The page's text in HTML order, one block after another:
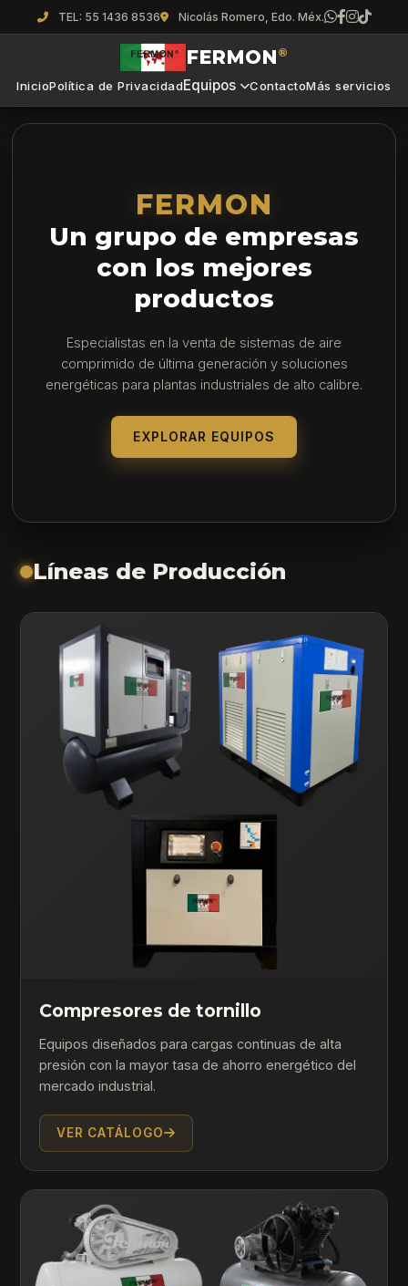
TEL: 55 1436 8536 Nicolás Romero, Edo. Méx.
FERMON ®
InicioPolítica de PrivacidadEquipos ContactoMás servicios
FERMON
Un grupo de empresas
con los mejores
productos
Especialistas en la venta de sistemas de aire
comprimido de última generación y soluciones
energéticas para plantas industriales de alto calibre.
EXPLORAR EQUIPOS
Líneas de Producción
Compresores de tornillo
Equipos diseñados para cargas continuas de alta
presión con la mayor tasa de ahorro energético del
mercado industrial.
VER CATÁLOGO